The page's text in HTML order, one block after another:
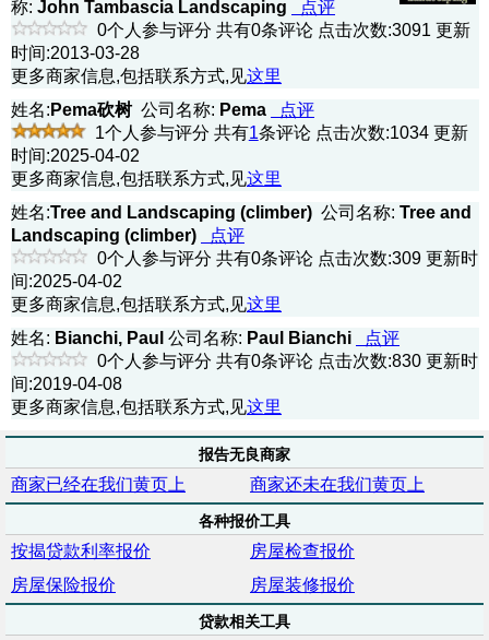
称: John Tambascia Landscaping
点评
0个人参与评分 共有0条评论 点击次数:3091 更新
时间:2013-03-28
更多商家信息,包括联系方式,见这里
姓名: Pema砍树 公司名称: Pema
点评
1个人参与评分 共有1条评论 点击次数:1034 更新
时间:2025-04-02
更多商家信息,包括联系方式,见这里
姓名:Tree and Landscaping (climber) 公司名称: Tree and
Landscaping (climber)
点评
0个人参与评分 共有0条评论 点击次数:309 更新时
间:2025-04-02
更多商家信息,包括联系方式,见这里
姓名: Bianchi, Paul 公司名称: Paul Bianchi
点评
0个人参与评分 共有0条评论 点击次数:830 更新时
间:2019-04-08
更多商家信息,包括联系方式,见这里
报告无良商家
商家已经在我们黄页上 商家还未在我们黄页上
各种报价工具
按揭贷款利率报价
房屋检查报价
房屋保险报价
房屋装修报价
贷款相关工具